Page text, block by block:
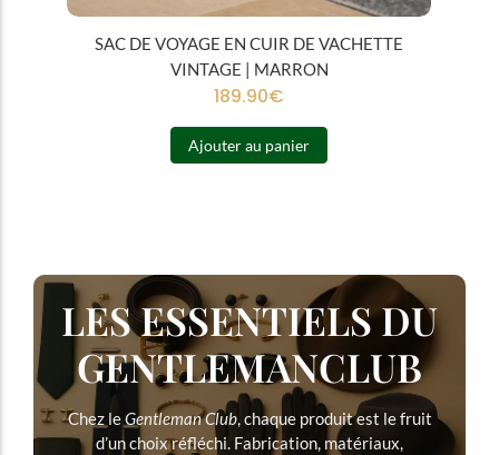
SAC DE VOYAGE EN CUIR DE VACHETTE
VINTAGE | MARRON
189.90€
Ajouter au panier
LES ESSENTIELS DU
GENTLEMANCLUB
Chez leGentleman Club, chaque produit est le fruit
d’un choix réfléchi. Fabrication, matériaux,